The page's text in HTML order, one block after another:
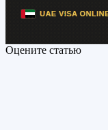
Оцените статью